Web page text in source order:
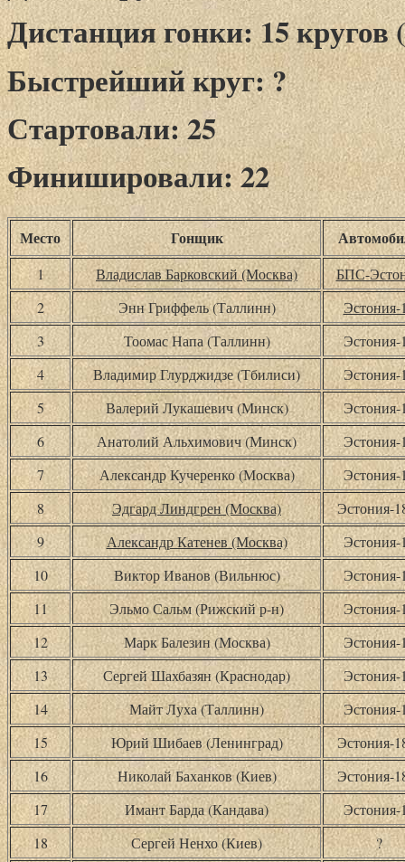
Дистанция гонки: 15 кругов
Быстрейший круг: ?
Стартовали: 25
Финишировали: 22
Место Гонщик
1 Владислав Барковский (Москва)
БПС-
2
Энн Гриффель (Таллинн)
Эстония-
3
Тоомас Напа (Таллинн)
Эстония-
4
Владимир Глурджидзе (Тбилиси)
Эстония-
5
Валерий Лукашевич (Минск)
Эстония-
6
Анатолий Альхимович (Минск)
Эстония-
7
Александр Кучеренко (Москва)
Эстония-
8
Эдгард Линдгрен (Москва)
Эстония-
9
Александр Катенев (Москва)
Эстония-
10
Виктор Иванов (Вильнюс)
Эстония-
11
Эльмо Сальм (Рижский р-н)
Эстония-
12
Марк Балезин (Москва)
Эстония-
13
Сергей Шахбазян (Краснодар)
Эстония-
14
Майт Луха (Таллинн)
Эстония-
15
Юрий Шибаев (Ленинград)
Эстония-
16
Николай Баханков (Киев)
Эстония-
17
Имант Барда (Кандава)
Эстония-
18
Сергей Ненхо (Киев)
?